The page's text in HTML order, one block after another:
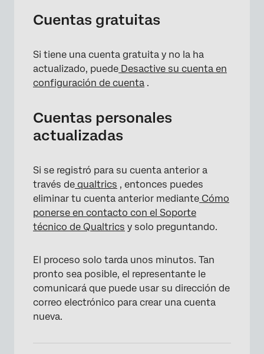
Cuentas gratuitas
Si tiene una cuenta gratuita y no la ha
actualizado, puede Desactive su cuenta en
configuración de cuenta .
Cuentas personales
actualizadas
Si se registró para su cuenta anterior a
través de qualtrics , entonces puedes
eliminar tu cuenta anterior mediante Cómo
ponerse en contacto con el Soporte
técnico de Qualtrics y solo preguntando.
El proceso solo tarda unos minutos. Tan
pronto sea posible, el representante le
comunicará que puede usar su dirección de
correo electrónico para crear una cuenta
nueva.